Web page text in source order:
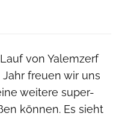
von Yalemzerf
freuen wir uns
weitere super-
können. Es sieht